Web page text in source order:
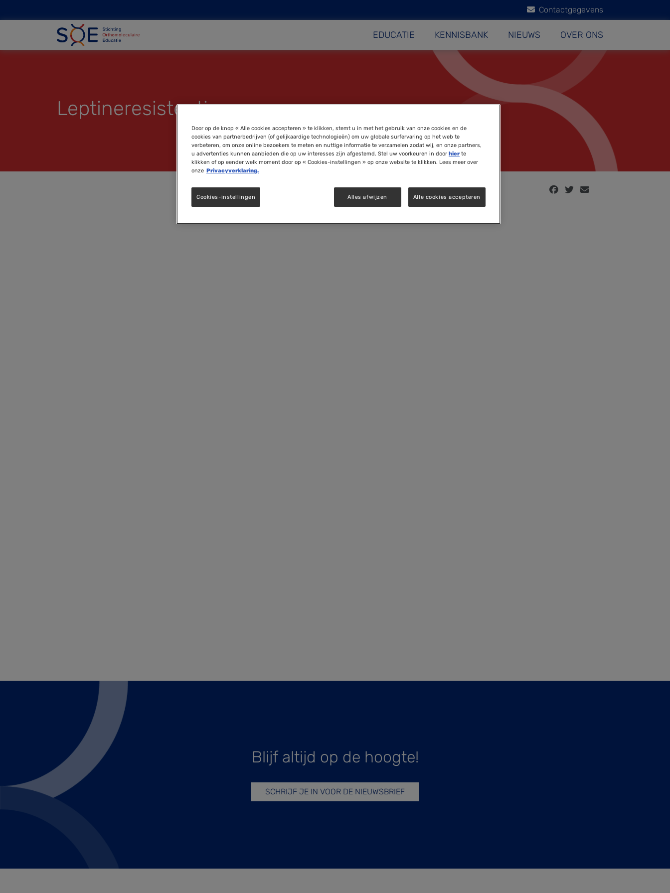
Contactgegevens
EDUCATIE KENNISBANK NIEUWS OVER ONS
Leptineresistentie
Blijf altijd op de hoogte!
SCHRIJF JE IN VOOR DE NIEUWSBRIEF
Door op de knop « Alle cookies accepteren » te klikken, stemt u in met het gebruik van onze cookies en de
cookies van partnerbedrijven (of gelijkaardige technologieën) om uw globale surfervaring op het web te
verbeteren, om onze online bezoekers te meten en nuttige informatie te verzamelen zodat wij, en onze partners,
u advertenties kunnen aanbieden die op uw interesses zijn afgestemd. Stel uw voorkeuren in door hierte
klikken of op eender welk moment door op « Cookies-instellingen » op onze website te klikken. Lees meer over
onze Privacyverklaring.
Alles afwijzen Alle cookies accepteren
Cookies-instellingen